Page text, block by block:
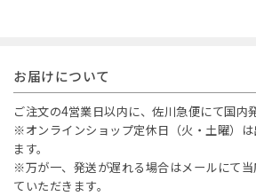
お届けについて
ご注文の4営業日以内に、佐川急便にて国内
※オンラインショップ定休日（火・土曜）
ます。
※万が一、発送が遅れる場合はメールにて
ていただきます。